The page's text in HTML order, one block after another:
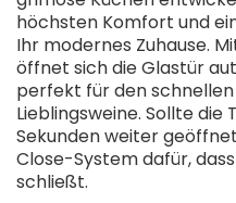
höchsten Komfort und
Ihr modernes Zuhause.
öffnet sich die Glastür
perfekt für den
Lieblingsweine. Sollte die
Sekunden weiter
Close-System dafür,
schließt.